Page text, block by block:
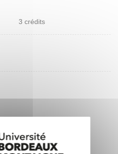
3 crédits
Oui